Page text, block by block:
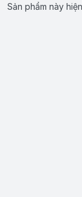
Sản phẩm này